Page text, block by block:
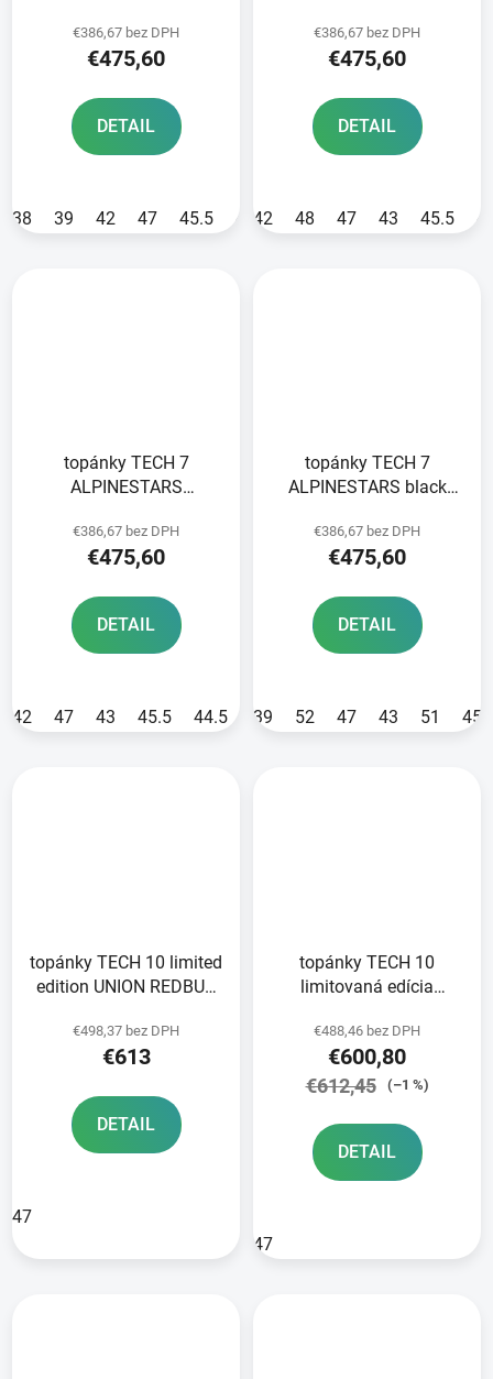
€386,67 bez DPH
€475,60
DETAIL
38 39 42 47 45.5 40.5 44.5
€386,67 bez DPH
€475,60
DETAIL
42 48 47 43 45.5
topánky TECH 7
ALPINESTARS
€386,67 bez DPH
€475,60
DETAIL
42 47 43 45.5 44.5
topánky TECH 7
ALPINESTARS black
€386,67 bez DPH
€475,60
DETAIL
39 52 47 43 51
topánky TECH 10 limited
edition UNION REDBUD
red/blue/white/black
2024
€498,37 bez DPH
€613
DETAIL
47
topánky TECH 10
limitovaná edícia
purple/gold 2024
€488,46 bez DPH
€600,80
€612,45 (–1 %)
DETAIL
47